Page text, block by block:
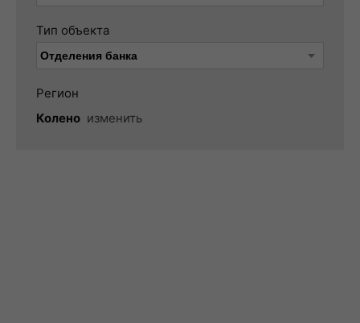
Тип объекта
Регион
Колено изменить